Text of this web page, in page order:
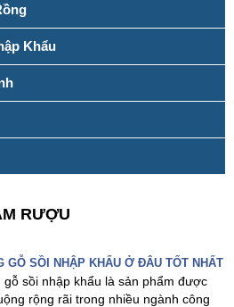
Khẩu
RƯỢU
GỖ SỒI NHẬP KHẨU Ở ĐÂU TỐT NHẤT
gỗ sồi nhập khẩu là sản phẩm được
rộng rãi trong nhiều ngành công